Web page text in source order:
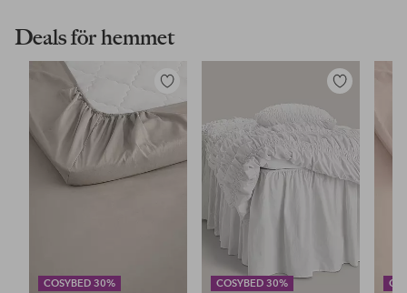
Deals för hemmet
COSYBED 30%
Lägg
till
i
favoriter
COSYBED 30%
Lägg
i
favoriter